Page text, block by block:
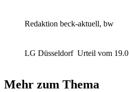
Redaktion beck-aktuell, bw
LG Düsseldorf Urteil vom
Mehr zum Thema